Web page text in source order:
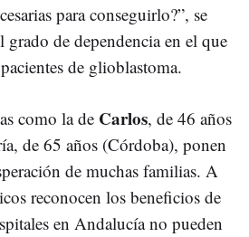
para conseguirlo?”, se
grado de dependencia en el que
de glioblastoma.
como la de Carlos, de 46 años
de 65 años (Córdoba), ponen
de muchas familias. A
reconocen los beneficios de
en Andalucía no pueden